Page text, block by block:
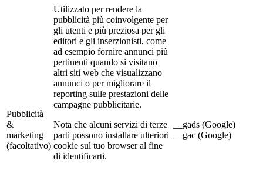
Pubblicità
&
marketing
(facoltativo)
Utilizzato per rendere la
pubblicità più coinvolgente per
gli utenti e più preziosa per gli
editori e gli inserzionisti, come
ad esempio fornire annunci più
pertinenti quando si visitano
altri siti web che visualizzano
annunci o per migliorare il
reporting sulle prestazioni delle
campagne pubblicitarie.
Nota che alcuni servizi di terze
parti possono installare ulteriori
cookie sul tuo browser al fine
di identificarti.
__gads (Google)
__gac (Google)